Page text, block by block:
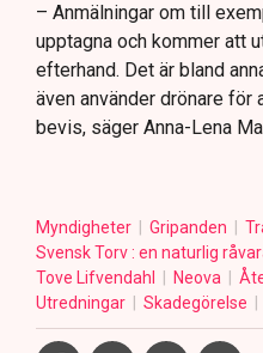
– Anmälningar om till
upptagna och kommer att
efterhand. Det är bland
även använder drönare för
bevis, säger Anna-Lena
Myndigheter Gripanden
Svensk Torv : en naturlig
Tove Lifvendahl
Neova
Utredningar
Skadegörelse